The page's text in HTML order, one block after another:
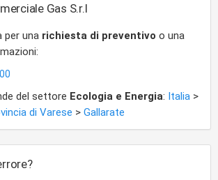
Gas S.r.l
per una richiesta di preventivo o una
del settore Ecologia e Energia: Italia >
di Varese > Gallarate